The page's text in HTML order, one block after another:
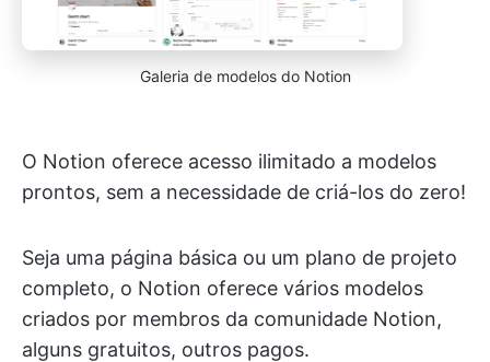
Galeria de modelos do Notion
O Notion oferece acesso ilimitado a modelos
prontos, sem a necessidade de criá-los do zero!
Seja uma página básica ou um plano de projeto
completo, o Notion oferece vários modelos
criados por membros da comunidade Notion,
alguns gratuitos, outros pagos.